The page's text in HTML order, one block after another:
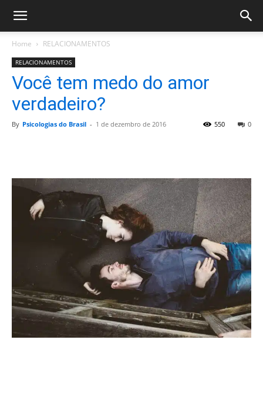
Home RELACIONAMENTOS
RELACIONAMENTOS
Você tem medo do amor
verdadeiro?
By Psicologias do Brasil - 1 de dezembro de 2016 0
550